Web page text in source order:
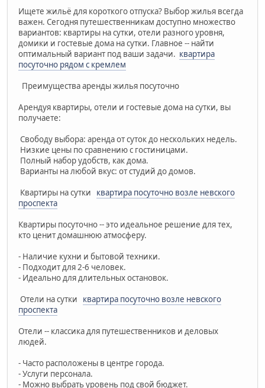
Ищете жильё для короткого отпуска? Выбор жилья всегда
важен. Сегодня путешественникам доступно множество
вариантов: квартиры на сутки, отели разного уровня,
домики и гостевые дома на сутки. Главное -- найти
оптимальный вариант под ваши задачи. квартира
посуточно рядом с кремлем
Преимущества аренды жилья посуточно
Арендуя квартиры, отели и гостевые дома на сутки, вы
получаете:
Свободу выбора: аренда от суток до нескольких недель.
Низкие цены по сравнению с гостиницами.
Полный набор удобств, как дома.
Варианты на любой вкус: от студий до домов.
Квартиры на сутки квартира посуточно возле невского
проспекта
Квартиры посуточно -- это идеальное решение для тех,
кто ценит домашнюю атмосферу.
- Наличие кухни и бытовой техники.
- Подходит для 2-6 человек.
- Идеально для длительных остановок.
Отели на сутки квартира посуточно возле невского
проспекта
Отели -- классика для путешественников и деловых
людей.
- Часто расположены в центре города.
- Услуги персонала.
- Можно выбрать уровень под свой бюджет.